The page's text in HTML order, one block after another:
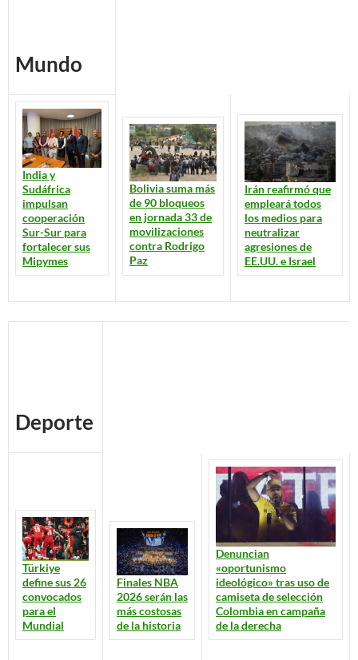
Mundo
India y
Sudáfrica
impulsan
cooperación
Sur-Sur para
fortalecer sus
Mipymes
Bolivia suma más
de 90 bloqueos
en jornada 33 de
movilizaciones
contra Rodrigo
Paz
Irán reafirmó que
empleará todos
los medios para
neutralizar
agresiones de
EE.UU. e Israel
Deporte
Türkiye
define sus 26
convocados
para el
Mundial
Finales NBA
2026 serán las
más costosas
de la historia
Denuncian
«oportunismo
ideológico» tras uso de
camiseta de selección
Colombia en campaña
de la derecha